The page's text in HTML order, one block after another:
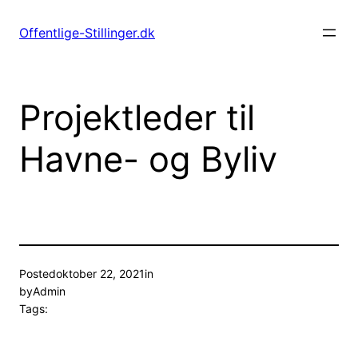
Offentlige-Stillinger.dk
Projektleder til
Havne- og Byliv
Postedoktober 22, 2021in
byAdmin
Tags: